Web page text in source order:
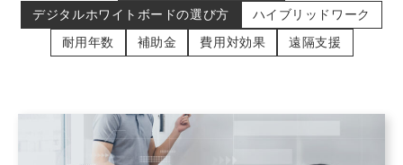
デジタルホワイトボードの選び方
ハイブリッドワーク
耐用年数
補助金 費用対効果 遠隔支援